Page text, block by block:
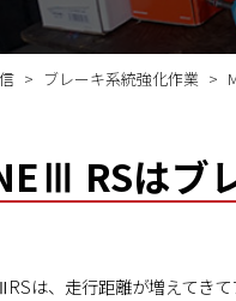
ブレーキ系統強化作業
RSはブ
は、走行距離が増えてき